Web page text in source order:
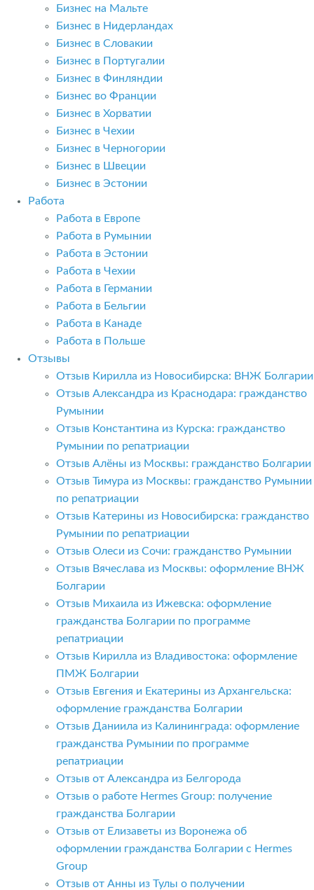
Бизнес на Мальте
Бизнес в Нидерландах
Бизнес в Словакии
Бизнес в Португалии
Бизнес в Финляндии
Бизнес во Франции
Бизнес в Хорватии
Бизнес в Чехии
Бизнес в Черногории
Бизнес в Швеции
Бизнес в Эстонии
Работа
Работа в Европе
Работа в Румынии
Работа в Эстонии
Работа в Чехии
Работа в Германии
Работа в Бельгии
Работа в Канаде
Работа в Польше
Отзывы
Отзыв Кирилла из Новосибирска: ВНЖ Болгарии
Отзыв Александра из Краснодара: гражданство
Румынии
Отзыв Константина из Курска: гражданство
Румынии по репатриации
Отзыв Алёны из Москвы: гражданство Болгарии
Отзыв Тимура из Москвы: гражданство Румынии
по репатриации
Отзыв Катерины из Новосибирска: гражданство
Румынии по репатриации
Отзыв Олеси из Сочи: гражданство Румынии
Отзыв Вячеслава из Москвы: оформление ВНЖ
Болгарии
Отзыв Михаила из Ижевска: оформление
гражданства Болгарии по программе
репатриации
Отзыв Кирилла из Владивостока: оформление
ПМЖ Болгарии
Отзыв Евгения и Екатерины из Архангельска:
оформление гражданства Болгарии
Отзыв Даниила из Калининграда: оформление
гражданства Румынии по программе
репатриации
Отзыв от Александра из Белгорода
Отзыв о работе Hermes Group: получение
гражданства Болгарии
Отзыв от Елизаветы из Воронежа об
оформлении гражданства Болгарии с Hermes
Group
Отзыв от Анны из Тулы о получении